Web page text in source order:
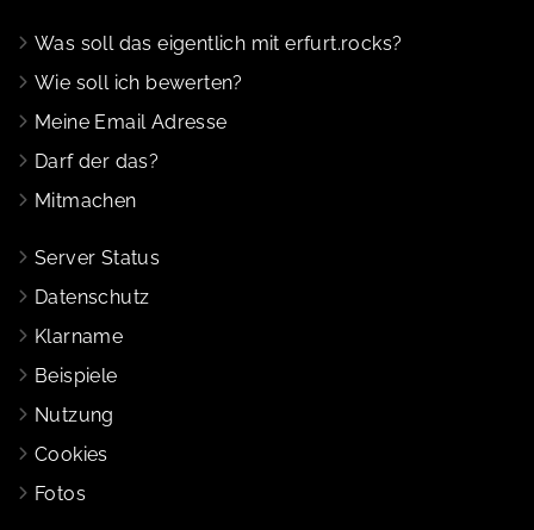
Was soll das eigentlich mit erfurt.rocks?
Wie soll ich bewerten?
Meine Email Adresse
Darf der das?
Mitmachen
Server Status
Datenschutz
Klarname
Beispiele
Nutzung
Cookies
Fotos